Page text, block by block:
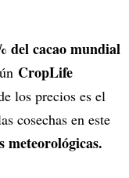
del cacao mundial
CropLife
los precios es el
cosechas en este
meteorológicas.